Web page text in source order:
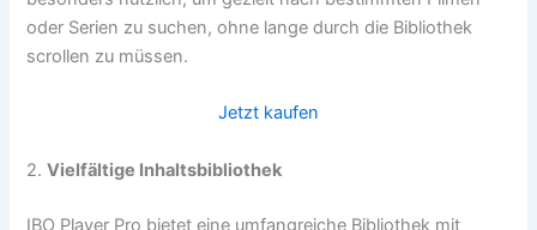
oder Serien zu suchen, ohne lange durch die Bibliothek
scrollen zu müssen.
Jetzt kaufen
2.Vielfältige Inhaltsbibliothek
IBO Player Pro bietet eine umfangreiche Bibliothek mit